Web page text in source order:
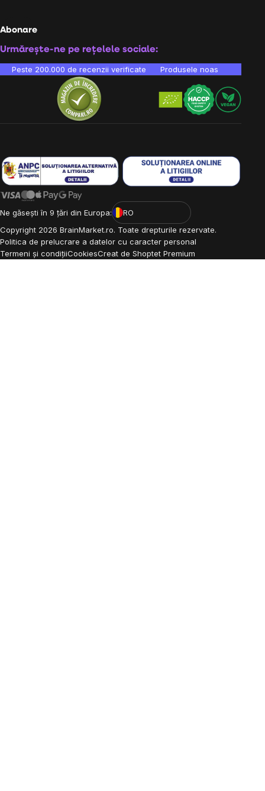
Abonare
Urmărește-ne pe rețelele sociale:
Peste 200.000 de recenzii verificate Produsele noastre sunt
Ne găsești în 9 țări din Europa:
RO
Copyright 2026 BrainMarket.ro. Toate drepturile rezervate.
Politica de prelucrare a datelor cu caracter personal
Termeni și condițiiCookiesCreat de Shoptet Premium